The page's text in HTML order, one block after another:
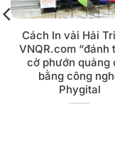
Cách In vải Hải
VNQR.com “đánh
cờ phướn quảng
bằng công
Phygital